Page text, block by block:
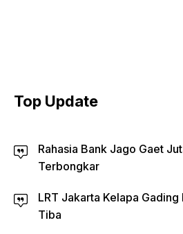
Top Update
Rahasia Bank Jago Gaet
Terbongkar
LRT Jakarta Kelapa
Tiba